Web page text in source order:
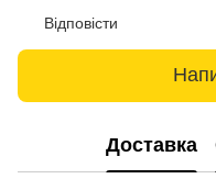
Відповісти
Доставка